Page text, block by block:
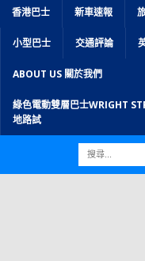
香港巴士 新車速報
小型巴士 交通評論
ABOUT US 關於我們
綠色電動雙層巴士WRIGHT
地路試